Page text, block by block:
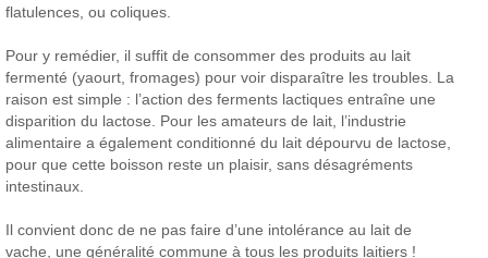
flatulences, ou coliques.
Pour y remédier, il suffit de consommer des produits au lait
fermenté (yaourt, fromages) pour voir disparaître les troubles. La
raison est simple : l’action des ferments lactiques entraîne une
disparition du lactose. Pour les amateurs de lait, l’industrie
alimentaire a également conditionné du lait dépourvu de lactose,
pour que cette boisson reste un plaisir, sans désagréments
intestinaux.
Il convient donc de ne pas faire d’une intolérance au lait de
vache, une généralité commune à tous les produits laitiers !